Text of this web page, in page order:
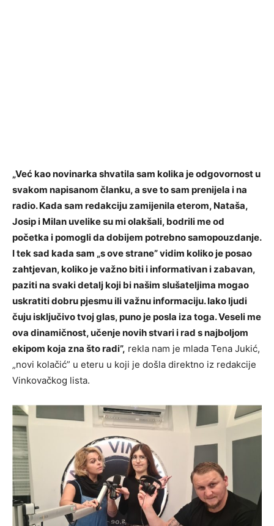
„Već kao novinarka shvatila sam kolika je odgovornost u
svakom napisanom članku, a sve to sam prenijela i na
radio. Kada sam redakciju zamijenila eterom, Nataša,
Josip i Milan uvelike su mi olakšali, bodrili me od
početka i pomogli da dobijem potrebno samopouzdanje.
I tek sad kada sam „s ove strane” vidim koliko je posao
zahtjevan, koliko je važno biti i informativan i zabavan,
paziti na svaki detalj koji bi našim slušateljima mogao
uskratiti dobru pjesmu ili važnu informaciju. Iako ljudi
čuju isključivo tvoj glas, puno je posla iza toga. Veseli me
ova dinamičnost, učenje novih stvari i rad s najboljom
ekipom koja zna što radi”, rekla nam je mlada Tena Jukić,
„novi kolačić” u eteru u koji je došla direktno iz redakcije
Vinkovačkog lista.